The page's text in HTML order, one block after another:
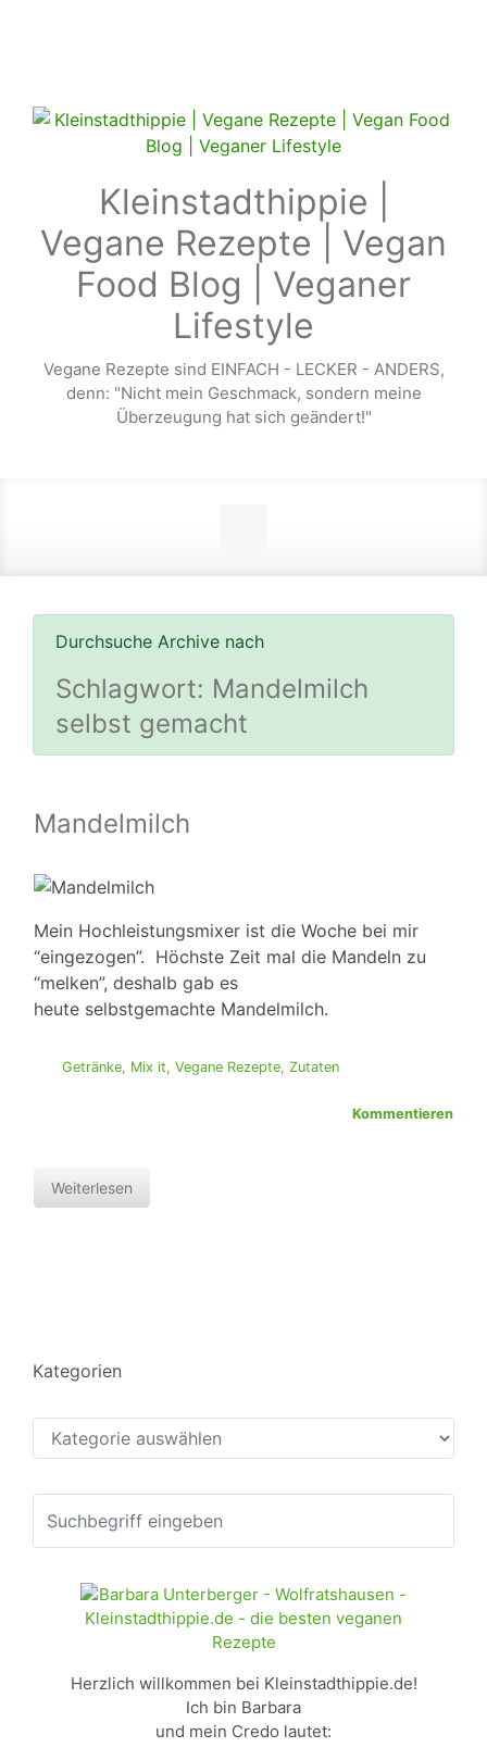
Kleinstadthippie |
Vegane Rezepte | Vegan
Food Blog | Veganer
Lifestyle
Vegane Rezepte sind EINFACH - LECKER - ANDERS,
denn: "Nicht mein Geschmack, sondern meine
Überzeugung hat sich geändert!"
Durchsuche Archive nach
Schlagwort: Mandelmilch
selbst gemacht
Mandelmilch
Mein Hochleistungsmixer ist die Woche bei mir
“eingezogen”. Höchste Zeit mal die Mandeln zu
“melken”, deshalb gab es
heute selbstgemachte Mandelmilch.
Getränke, Mix it, Vegane Rezepte, Zutaten
Kommentieren
Weiterlesen
Kategorien
Kategorien
Herzlich willkommen bei Kleinstadthippie.de!
Ich bin Barbara
und mein Credo lautet: